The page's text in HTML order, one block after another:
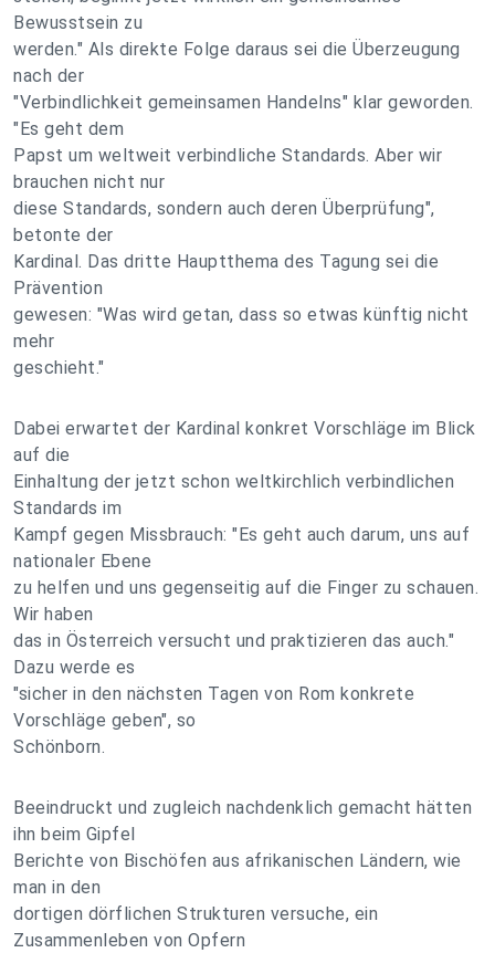
Bewusstsein zu
werden." Als direkte Folge daraus sei die Überzeugung
nach der
"Verbindlichkeit gemeinsamen Handelns" klar geworden.
"Es geht dem
Papst um weltweit verbindliche Standards. Aber wir
brauchen nicht nur
diese Standards, sondern auch deren Überprüfung",
betonte der
Kardinal. Das dritte Hauptthema des Tagung sei die
Prävention
gewesen: "Was wird getan, dass so etwas künftig nicht
mehr
geschieht."
Dabei erwartet der Kardinal konkret Vorschläge im Blick
auf die
Einhaltung der jetzt schon weltkirchlich verbindlichen
Standards im
Kampf gegen Missbrauch: "Es geht auch darum, uns auf
nationaler Ebene
zu helfen und uns gegenseitig auf die Finger zu schauen.
Wir haben
das in Österreich versucht und praktizieren das auch."
Dazu werde es
"sicher in den nächsten Tagen von Rom konkrete
Vorschläge geben", so
Schönborn.
Beeindruckt und zugleich nachdenklich gemacht hätten
ihn beim Gipfel
Berichte von Bischöfen aus afrikanischen Ländern, wie
man in den
dortigen dörflichen Strukturen versuche, ein
Zusammenleben von Opfern